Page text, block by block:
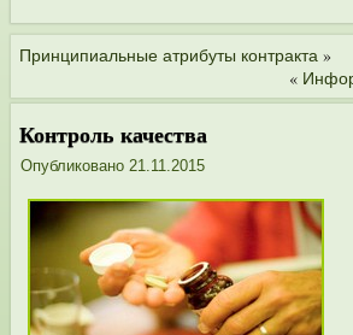
Принципиальные атрибуты контракта »
«
Контроль качества
Опубликовано 21.11.2015